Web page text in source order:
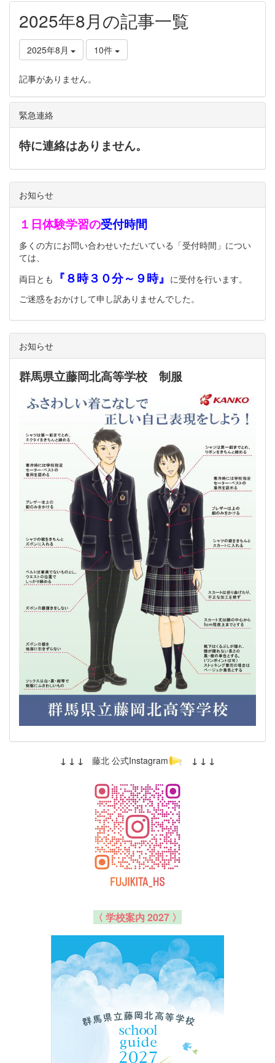
2025年8月の記事一覧
2025年8月 10件
記事がありません。
緊急連絡
特に連絡はありません。
お知らせ
１日体験学習の受付時間
多くの方にお問い合わせいただいている「受付時間」につい
ては、
両日とも
『８時３０分～９時』 に受付を行います。
ご迷惑をおかけして申し訳ありませんでした。
お知らせ
群馬県立藤岡北高等学校 制服
↓ ↓ ↓ 藤北 公式Instagram ↓ ↓ ↓
〈 学校案内 2027 〉